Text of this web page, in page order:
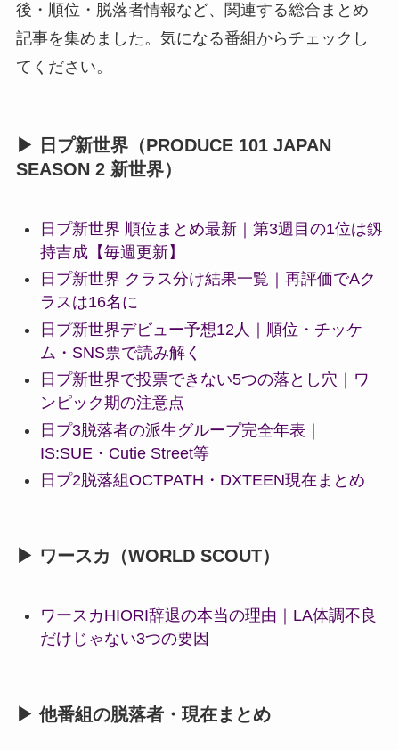
後・順位・脱落者情報など、関連する総合まとめ
記事を集めました。気になる番組からチェックし
てください。
▶ 日プ新世界（PRODUCE 101 JAPAN
SEASON 2 新世界）
日プ新世界 順位まとめ最新｜第3週目の1位は釼
持吉成【毎週更新】
日プ新世界 クラス分け結果一覧｜再評価でAク
ラスは16名に
日プ新世界デビュー予想12人｜順位・チッケ
ム・SNS票で読み解く
日プ新世界で投票できない5つの落とし穴｜ワ
ンピック期の注意点
日プ3脱落者の派生グループ完全年表｜
IS:SUE・Cutie Street等
日プ2脱落組OCTPATH・DXTEEN現在まとめ
▶ ワースカ（WORLD SCOUT）
ワースカHIORI辞退の本当の理由｜LA体調不良
だけじゃない3つの要因
▶ 他番組の脱落者・現在まとめ